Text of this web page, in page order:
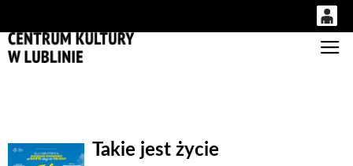
0,00
Takie jest życie